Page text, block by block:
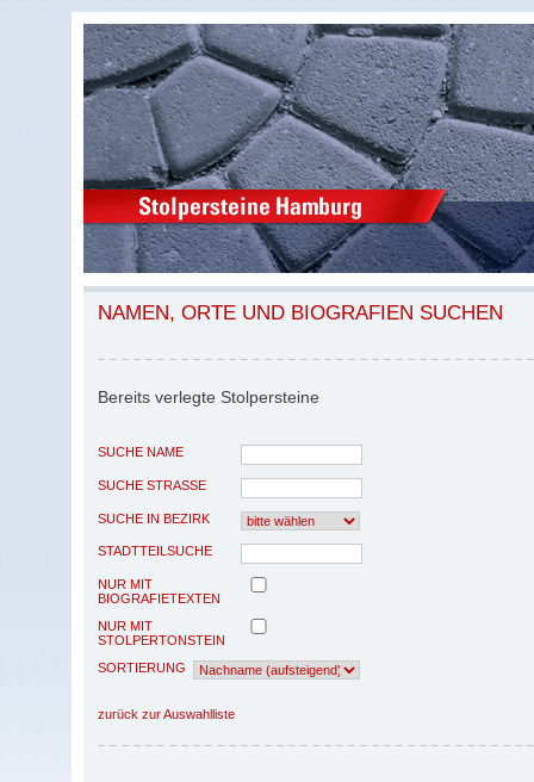
NAMEN, ORTE UND BIOGRAFIEN SUCHEN
Bereits verlegte Stolpersteine
SUCHE NAME
SUCHE STRASSE
SUCHE IN BEZIRK
STADTTEILSUCHE
NUR MIT
BIOGRAFIETEXTEN
NUR MIT
STOLPERTONSTEIN
SORTIERUNG
zurück zur Auswahlliste